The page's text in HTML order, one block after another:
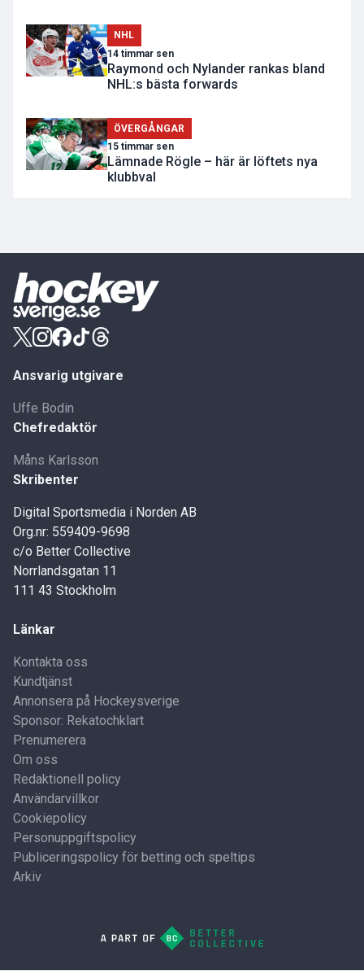
NHL
14 timmar sen
Raymond och Nylander rankas bland
NHL:s bästa forwards
ÖVERGÅNGAR
15 timmar sen
Lämnade Rögle – här är löftets nya
klubbval
Ansvarig utgivare
Uffe Bodin
Chefredaktör
Måns Karlsson
Skribenter
Digital Sportsmedia i Norden AB
Org.nr: 559409-9698
c/o Better Collective
Norrlandsgatan 11
111 43 Stockholm
Länkar
Kontakta oss
Kundtjänst
Annonsera på Hockeysverige
Sponsor: Rekatochklart
Prenumerera
Om oss
Redaktionell policy
Användarvillkor
Cookiepolicy
Personuppgiftspolicy
Publiceringspolicy för betting och speltips
Arkiv